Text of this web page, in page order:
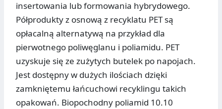
insertowania lub formowania hybrydowego.
Półprodukty z osnową z recyklatu PET są
opłacalną alternatywą na przykład dla
pierwotnego poliwęglanu i poliamidu. PET
uzyskuje się ze zużytych butelek po napojach.
Jest dostępny w dużych ilościach dzięki
zamkniętemu łańcuchowi recyklingu takich
opakowań. Biopochodny poliamid 10.10